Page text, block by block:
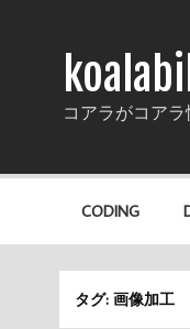
コアラがコア
CODING
タグ: 画像加工